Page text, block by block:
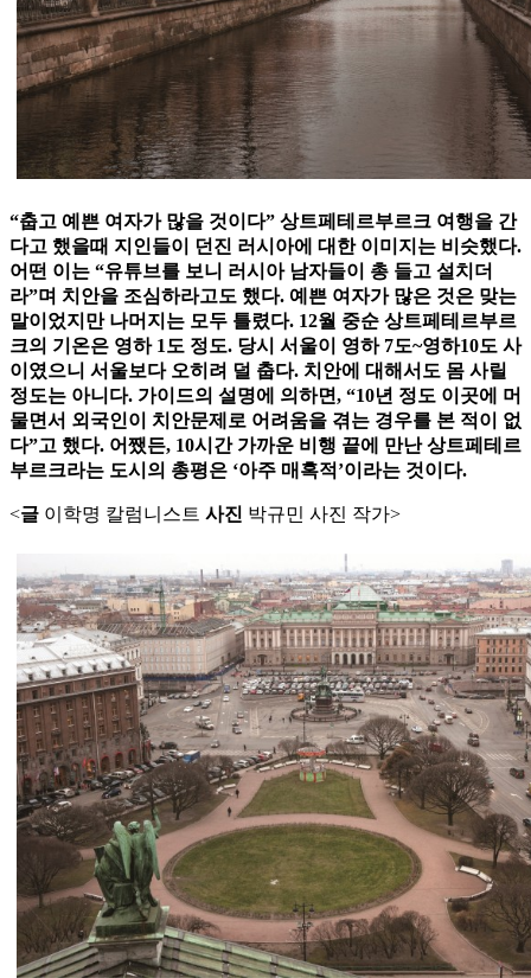
“춥고 예쁜 여자가 많을 것이다” 상트페테르부르크 여행을 간
다고 했을때 지인들이 던진 러시아에 대한 이미지는 비슷했다.
어떤 이는 “유튜브를 보니 러시아 남자들이 총 들고 설치더
라”며 치안을 조심하라고도 했다. 예쁜 여자가 많은 것은 맞는
말이었지만 나머지는 모두 틀렸다. 12월 중순 상트페테르부르
크의 기온은 영하 1도 정도. 당시 서울이 영하 7도~영하10도 사
이였으니 서울보다 오히려 덜 춥다. 치안에 대해서도 몸 사릴
정도는 아니다. 가이드의 설명에 의하면, “10년 정도 이곳에 머
물면서 외국인이 치안문제로 어려움을 겪는 경우를 본 적이 없
다”고 했다. 어쨌든, 10시간 가까운 비행 끝에 만난 상트페테르
부르크라는 도시의 총평은 ‘아주 매혹적’이라는 것이다.
<글 이학명 칼럼니스트 사진 박규민 사진 작가>